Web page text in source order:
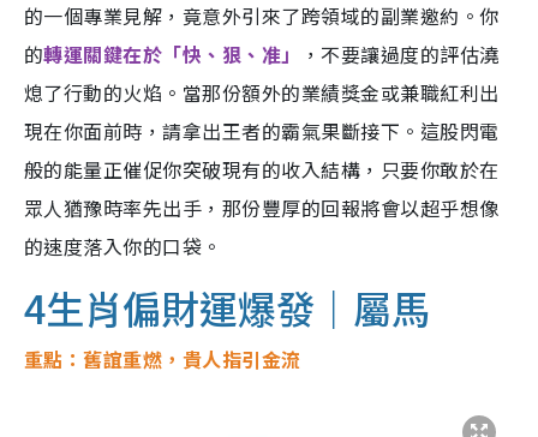
的一個專業見解，竟意外引來了跨領域的副業邀約。你
的轉運關鍵在於「快、狠、准」
，不要讓過度的評估澆
熄了行動的火焰。當那份額外的業績獎金或兼職紅利出
現在你面前時，請拿出王者的霸氣果斷接下。這股閃電
般的能量正催促你突破現有的收入結構，只要你敢於在
眾人猶豫時率先出手，那份豐厚的回報將會以超乎想像
的速度落入你的口袋。
4生肖偏財運爆發｜屬馬
重點：舊誼重燃，貴人指引金流